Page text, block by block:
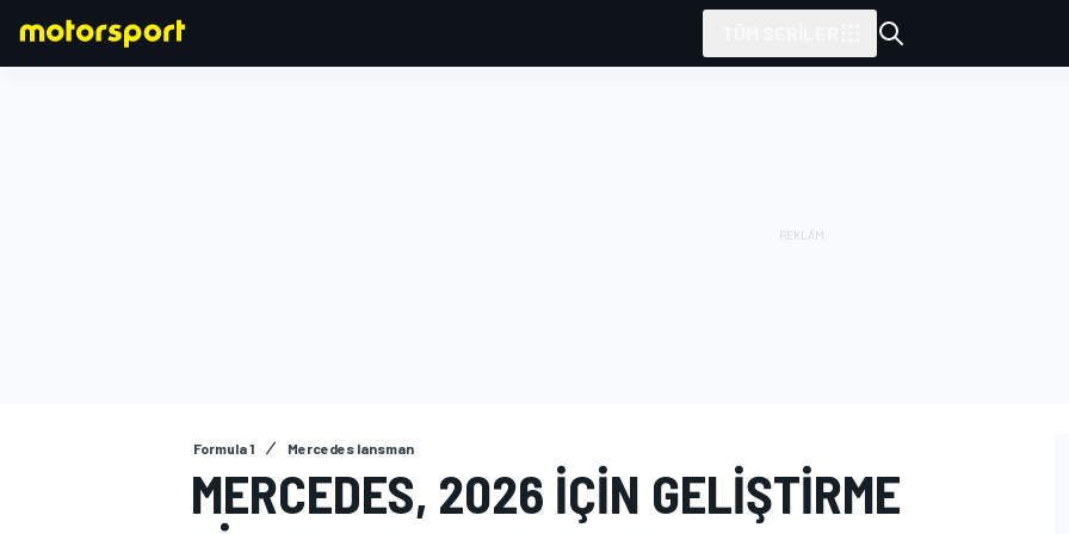
Formula 1 Mercedes lansman
MERCEDES, 2026 IÇIN GELIŞTIRME